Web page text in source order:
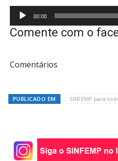
Tocador
de
áudio
00:00
Comente com o
Comentários
PUBLICADO EM SINFEMP para